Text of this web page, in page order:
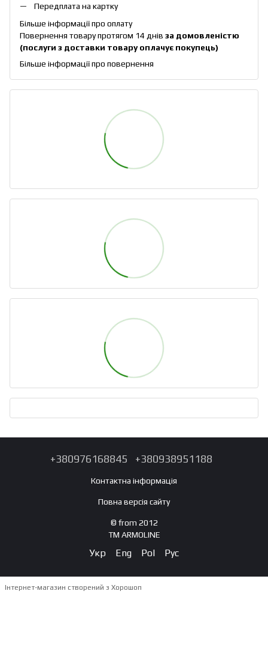
Передплата на картку
Більше інформації про оплату
Повернення товару протягом 14 днів за домовленістю
(послуги з доставки товару оплачує покупець)
Більше інформації про повернення
+380976168845 +380938951188
Контактна інформація
Повна версія сайту
© from 2012
TM ARMOLINE
Укр Eng Pol Рус
Інтернет-магазин створений з Хорошоп